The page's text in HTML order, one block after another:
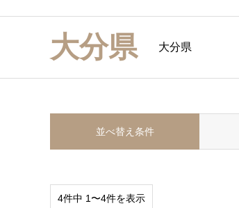
大分県 大分県
並べ替え条件
4件中 1〜4件を表示